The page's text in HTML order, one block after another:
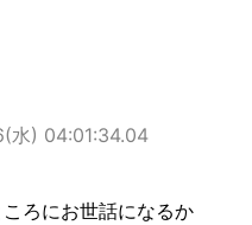
水) 04:01:34.04
ろにお世話になるか